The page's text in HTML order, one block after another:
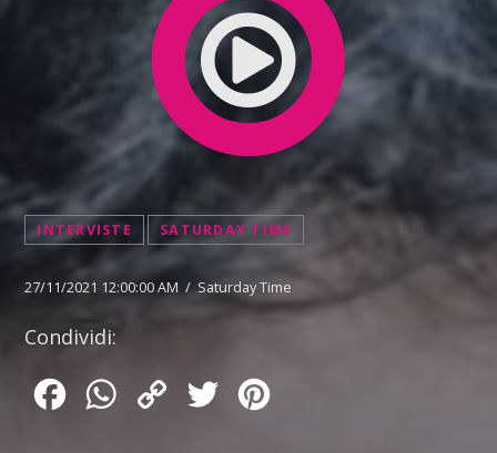
INTERVISTE SATURDAY TIME
27/11/2021 12:00:00 AM / Saturday Time
Condividi:
FacebookWhatsApp
Copy
Twitter